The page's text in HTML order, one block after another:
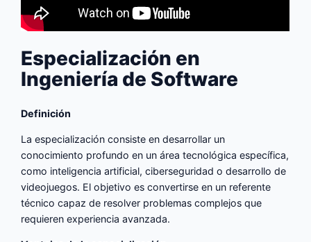
Especialización en
Ingeniería de Software
Definición
La especialización consiste en desarrollar un
conocimiento profundo en un área tecnológica específica,
como inteligencia artificial, ciberseguridad o desarrollo de
videojuegos. El objetivo es convertirse en un referente
técnico capaz de resolver problemas complejos que
requieren experiencia avanzada.